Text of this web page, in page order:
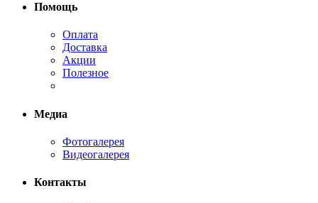
Помощь
Оплата
Доставка
Акции
Полезное
Медиа
Фотогалерея
Видеогалерея
Контакты